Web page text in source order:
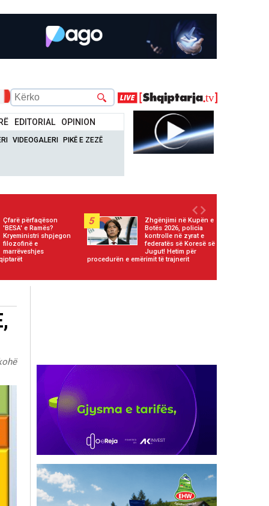
EDITORIAL OPINION
VIDEOGALERI PIKË E ZEZË
Çfarë përfaqëson
'BESA' e Ramës?
Kryeministri shpjegon
filozofinë e
marrëveshjes
5
Zhgënjimi në Kupën e
Botës 2026, policia
kontrolle në zyrat e
federatës së Koresë së
Jugut! Hetim për
procedurën e emërimit të trajnerit